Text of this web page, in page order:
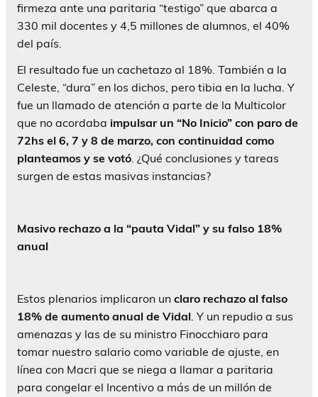
firmeza ante una paritaria “testigo” que abarca a
330 mil docentes y 4,5 millones de alumnos, el 40%
del país.
El resultado fue un cachetazo al 18%. También a la
Celeste, “dura” en los dichos, pero tibia en la lucha. Y
fue un llamado de atención a parte de la Multicolor
que no acordaba impulsar un “No Inicio” con paro de
72hs el 6, 7 y 8 de marzo, con continuidad como
planteamos y se votó. ¿Qué conclusiones y tareas
surgen de estas masivas instancias?
Masivo rechazo a la “pauta Vidal” y su falso 18%
anual
Estos plenarios implicaron un claro rechazo al falso
18% de aumento anual de Vidal. Y un repudio a sus
amenazas y las de su ministro Finocchiaro para
tomar nuestro salario como variable de ajuste, en
línea con Macri que se niega a llamar a paritaria
para congelar el Incentivo a más de un millón de